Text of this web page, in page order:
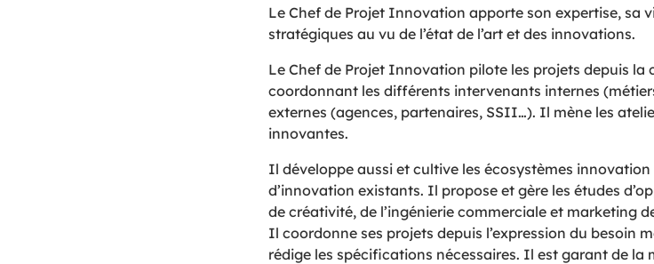
Le Chef de Projet Innovation apporte son expertise, sa
stratégiques au vu de l’état de l’art et des innovations.
Le Chef de Projet Innovation pilote les projets depuis la
coordonnant les différents intervenants internes
externes (agences, partenaires, SSII…). Il mène les
innovantes.
Il développe aussi et cultive les écosystèmes
d’innovation existants. Il propose et gère les études
de créativité, de l’ingénierie commerciale et marketing
Il coordonne ses projets depuis l’expression du besoin
rédige les spécifications nécessaires. Il est garant de la